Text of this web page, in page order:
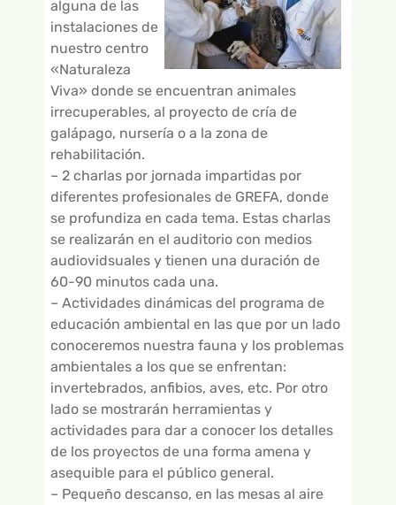
alguna de las
instalaciones de
nuestro centro
«Naturaleza
Viva» donde se encuentran animales
irrecuperables, al proyecto de cría de
galápago, nursería o a la zona de
rehabilitación.
– 2 charlas por jornada impartidas por
diferentes profesionales de GREFA, donde
se profundiza en cada tema. Estas charlas
se realizarán en el auditorio con medios
audiovidsuales y tienen una duración de
60-90 minutos cada una.
– Actividades dinámicas del programa de
educación ambiental en las que por un lado
conoceremos nuestra fauna y los problemas
ambientales a los que se enfrentan:
invertebrados, anfibios, aves, etc. Por otro
lado se mostrarán herramientas y
actividades para dar a conocer los detalles
de los proyectos de una forma amena y
asequible para el público general.
– Pequeño descanso, en las mesas al aire